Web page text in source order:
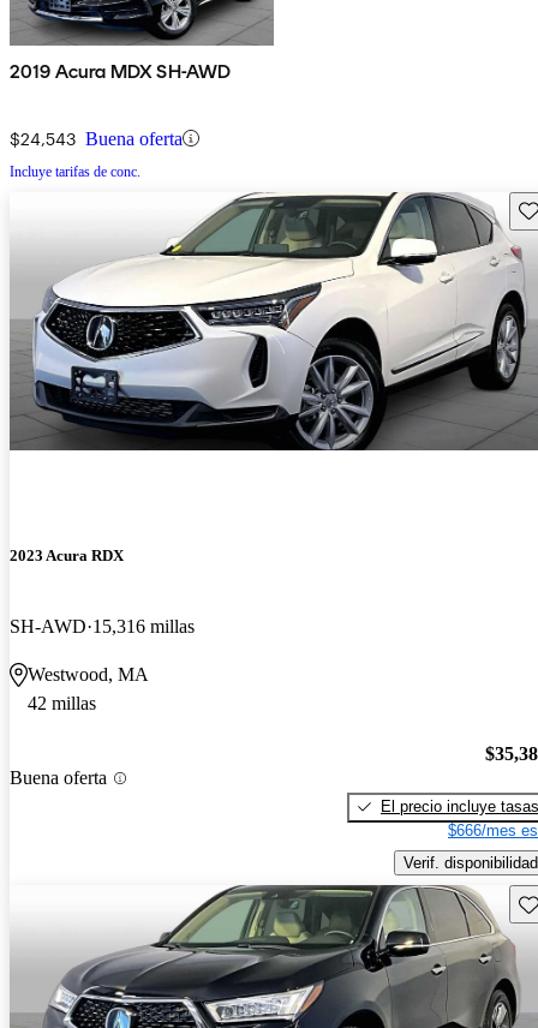
2019 Acura MDX SH-AWD
$24,543 Buena oferta
Incluye tarifas de conc.
2023 Acura RDX
SH-AWD 15,316 millas
Westwood, MA
42 millas
Buena oferta
El precio incluye tasas
$666/mes
Verif. disponibilidad